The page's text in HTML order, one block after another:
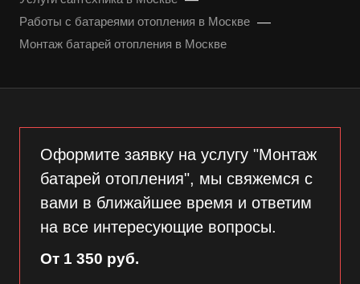
Работы с батареями отопления в Москве —
Монтаж батарей отопления в Москве
Оформите заявку на услугу "Монтаж
батарей отопления", мы свяжемся с
вами в ближайшее время и ответим
на все интересующие вопросы.
От 1 350 руб.